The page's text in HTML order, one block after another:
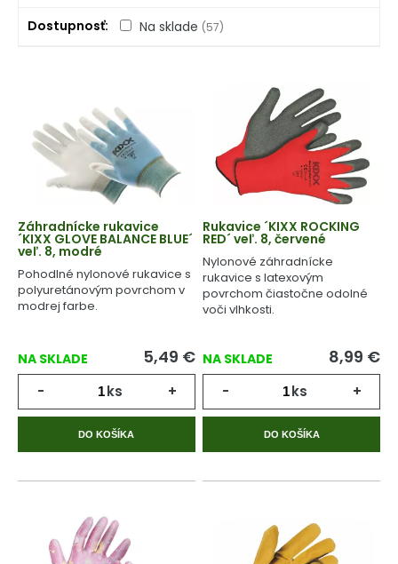
Dostupnosť Na sklade (57)
Záhradnícke rukavice
´KIXX GLOVE BALANCE BLUE´
veľ. 8, modré
Pohodlné nylonové rukavice s
polyuretánovým povrchom v
modrej farbe.
NA SKLADE 5,49 €
- ks +
DO KOŠÍKA
Rukavice ´KIXX ROCKING
RED´ veľ. 8, červené
Nylonové záhradnícke
rukavice s latexovým
povrchom čiastočne odolné
voči vlhkosti.
NA SKLADE 8,99 €
- ks +
DO KOŠÍKA